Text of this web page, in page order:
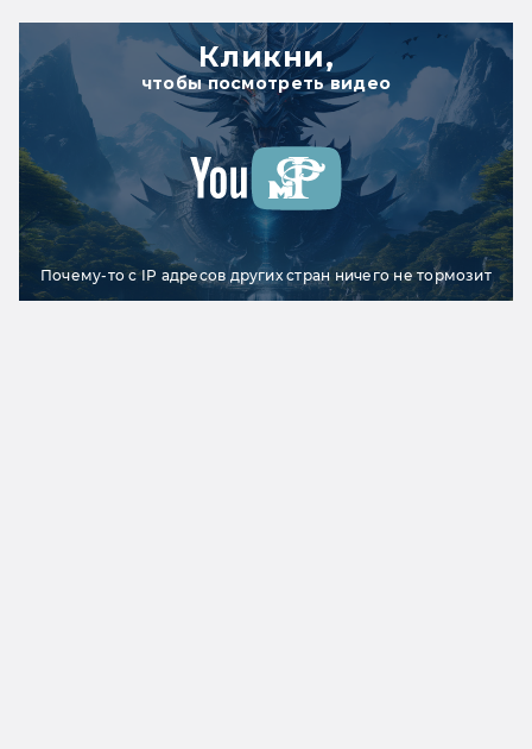
Кликни,
чтобы посмотреть видео
Почему-то с IP адресов других стран ничего не тормозит